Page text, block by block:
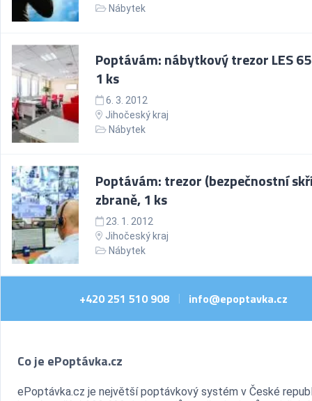
Nábytek
Poptávám: nábytkový trezor LES
1 ks
6. 3. 2012
Jihočeský kraj
Nábytek
Poptávám: trezor (bezpečnostní
zbraně, 1 ks
23. 1. 2012
Jihočeský kraj
Nábytek
+420 251 510 908 | info@epoptavka.cz
Co je ePoptávka.cz
ePoptávka.cz je největší poptávkový systém v České